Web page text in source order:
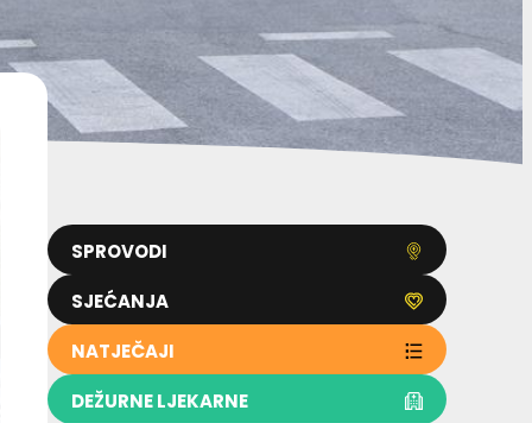
SPROVODI
SJEĆANJA
NATJEČAJI
DEŽURNE LJEKARNE